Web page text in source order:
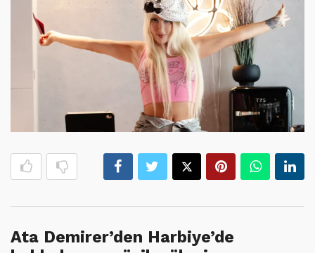
Ata Demirer’den Harbiye’de